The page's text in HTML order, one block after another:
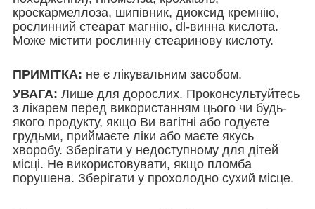
кроскармеллоза, шипівник, диоксид кремнію,
рослинний стеарат магнію, dl-винна кислота.
Може містити рослинну стеаринову кислоту.
ПРИМІТКА: не є лікувальним засобом.
УВАГА: Лише для дорослих. Проконсультуйтесь
з лікарем перед використанням цього чи будь-
якого продукту, якщо Ви вагітні або годуєте
грудьми, приймаєте ліки або маєте якусь
хворобу. Зберігати у недоступному для дітей
місці. Не використовувати, якщо пломба
порушена. Зберігати у прохолодно сухий місце.